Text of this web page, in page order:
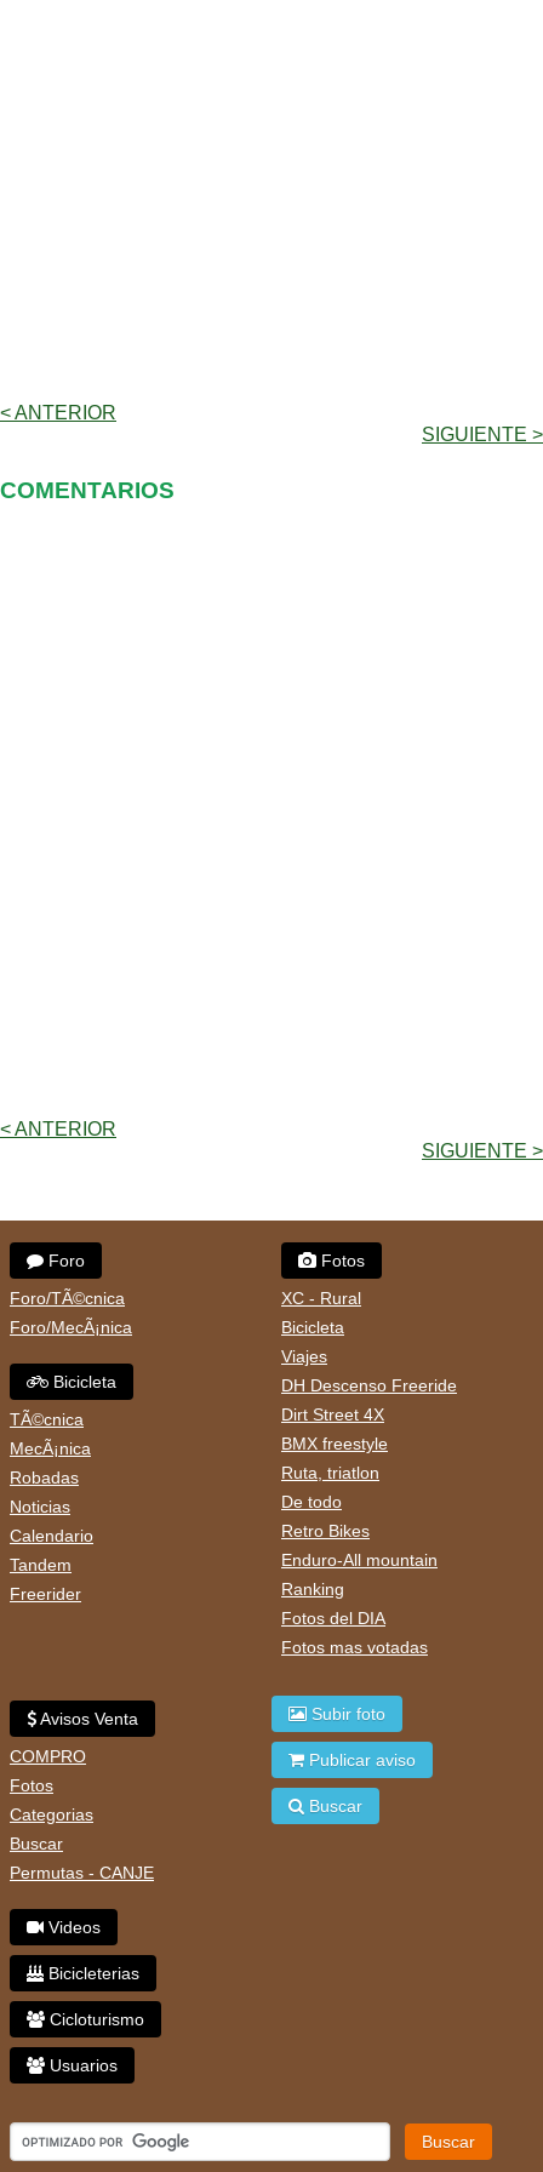
< ANTERIOR
SIGUIENTE >
COMENTARIOS
< ANTERIOR
SIGUIENTE >
Foro
Foro/TÃ©cnica
Foro/MecÃ¡nica
Bicicleta
TÃ©cnica
MecÃ¡nica
Robadas
Noticias
Calendario
Tandem
Freerider
Fotos
XC - Rural
Bicicleta
Viajes
DH Descenso Freeride
Dirt Street 4X
BMX freestyle
Ruta, triatlon
De todo
Retro Bikes
Enduro-All mountain
Ranking
Fotos del DIA
Fotos mas votadas
Avisos Venta
COMPRO
Fotos
Categorias
Buscar
Permutas - CANJE
Videos
Bicicleterias
Cicloturismo
Usuarios
Subir foto
Publicar aviso
Buscar
Buscar